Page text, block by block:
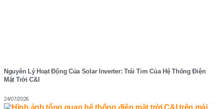
Nguyên Lý Hoạt Động Của Solar Inverter: Trái Tim Của Hệ Thống Điện
Mặt Trời C&I
24/07/2026